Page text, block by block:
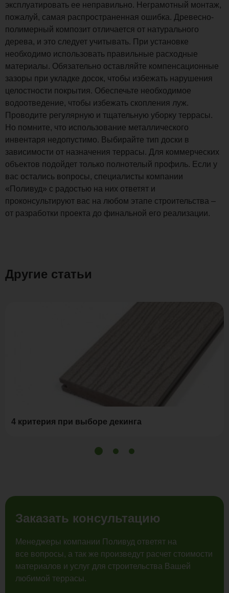
эксплуатировать ее неправильно. Неграмотный монтаж,
пожалуй, самая распространенная ошибка. Древесно-
полимерный композит отличается от натурального
дерева, и это следует учитывать. При установке
необходимо использовать правильные расходные
материалы. Обязательно оставляйте компенсационные
зазоры при укладке досок, чтобы избежать нарушения
целостности покрытия. Обеспечьте необходимое
водоотведение, чтобы избежать скопления луж.
Проводите регулярную и тщательную уборку террасы.
Но помните, что использование металлического
инвентаря недопустимо. Выбирайте тип доски в
зависимости от назначения террасы. Для коммерческих
объектов подойдет только полнотелый профиль. Если у
вас остались вопросы, специалисты компании
«Поливуд» с радостью на них ответят и
проконсультируют вас на любом этапе строительства –
от разработки проекта до финальной его реализации.
Другие статьи
4 критерия при выборе декинга
Заказать консультацию
Менеджеры компании Поливуд ответят на
все вопросы, а так же произведут расчет стоимости
материалов и услуг для строительства Вашей
любимой террасы.